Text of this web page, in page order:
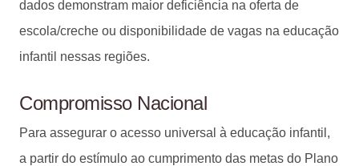
dados demonstram maior deficiência na oferta de
escola/creche ou disponibilidade de vagas na educação
infantil nessas regiões.
Compromisso Nacional
Para assegurar o acesso universal à educação infantil,
a partir do estímulo ao cumprimento das metas do Plano